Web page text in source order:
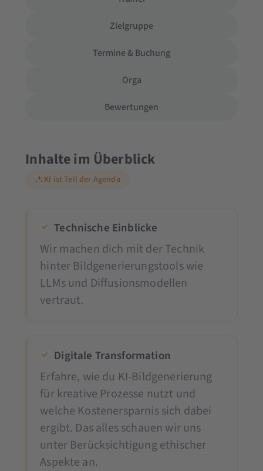
Zielgruppe
Termine & Buchung
Orga
Bewertungen
Inhalte im Überblick
KI ist Teil der Agenda
Technische Einblicke
Wir machen dich mit der Technik
hinter Bildgenerierungstools wie
LLMs und Diffusionsmodellen
vertraut.
Digitale Transformation
Erfahre, wie du KI-Bildgenerierung
für kreative Prozesse nutzt und
welche Kostenersparnis sich dabei
ergibt. Das alles schauen wir uns
unter Berücksichtigung ethischer
Aspekte an.